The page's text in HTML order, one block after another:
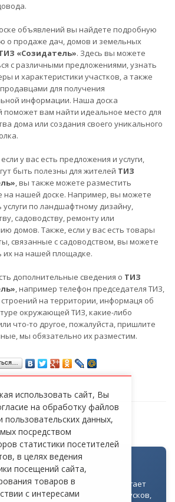
объявлений вы найдете подробную
о продаже дач, домов и земельных
«Созидатель». Здесь вы можете
с различными предложениями, узнать
и характеристики участков, а также
продавцами для получения
информации. Наша доска
поможет вам найти идеальное место для
дома или создания своего уникального
у вас есть предложения и услуги,
быть полезны для жителей ТИЗ
, вы также можете разместить
на нашей доске. Например, вы можете
по ландшафтному дизайну,
садоводству, ремонту или
домов. Также, если у вас есть товары
связанные с садоводством, вы можете
их на нашей площадке.
дополнительные сведения о ТИЗ
, например телефон председателя ТИЗ,
на территории, информаця об
окружающей ТИЗ, какие-либо
что-то другое, пожалуйста, пришлите
мы обязательно их разместим.
как часть цифровой экосистемы
для всех объектов доступна
через Telegram. Она помогает
выдачу гостевых пропусков,
использовать сайт, Вы
на обработку файлов
пользовательских данных,
посредством
статистики посетителей
в целях ведения
посещений сайта,
товаров в
с интересами